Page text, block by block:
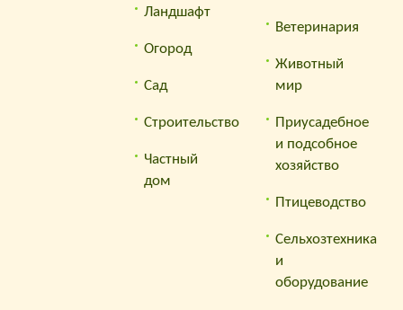
Ландшафт
Огород
Сад
Строительство
Частный
дом
Ветеринария
Животный
мир
Приусадебное
и подсобное
хозяйство
Птицеводство
Сельхозтехника
и
оборудование